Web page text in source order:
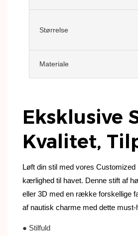
Størrelse
Materiale
Eksklusive
Kvalitet,
Løft din stil med vores
kærlighed til havet. Denne stift af
eller 3D med en række forskellige
af nautisk charme med dette must-
● Stilfuld